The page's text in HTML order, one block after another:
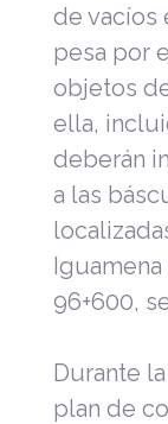
de vacíos
pesa por
objetos
ella,
deberán
a las
Iguamena
96+600,
Durante
plan de